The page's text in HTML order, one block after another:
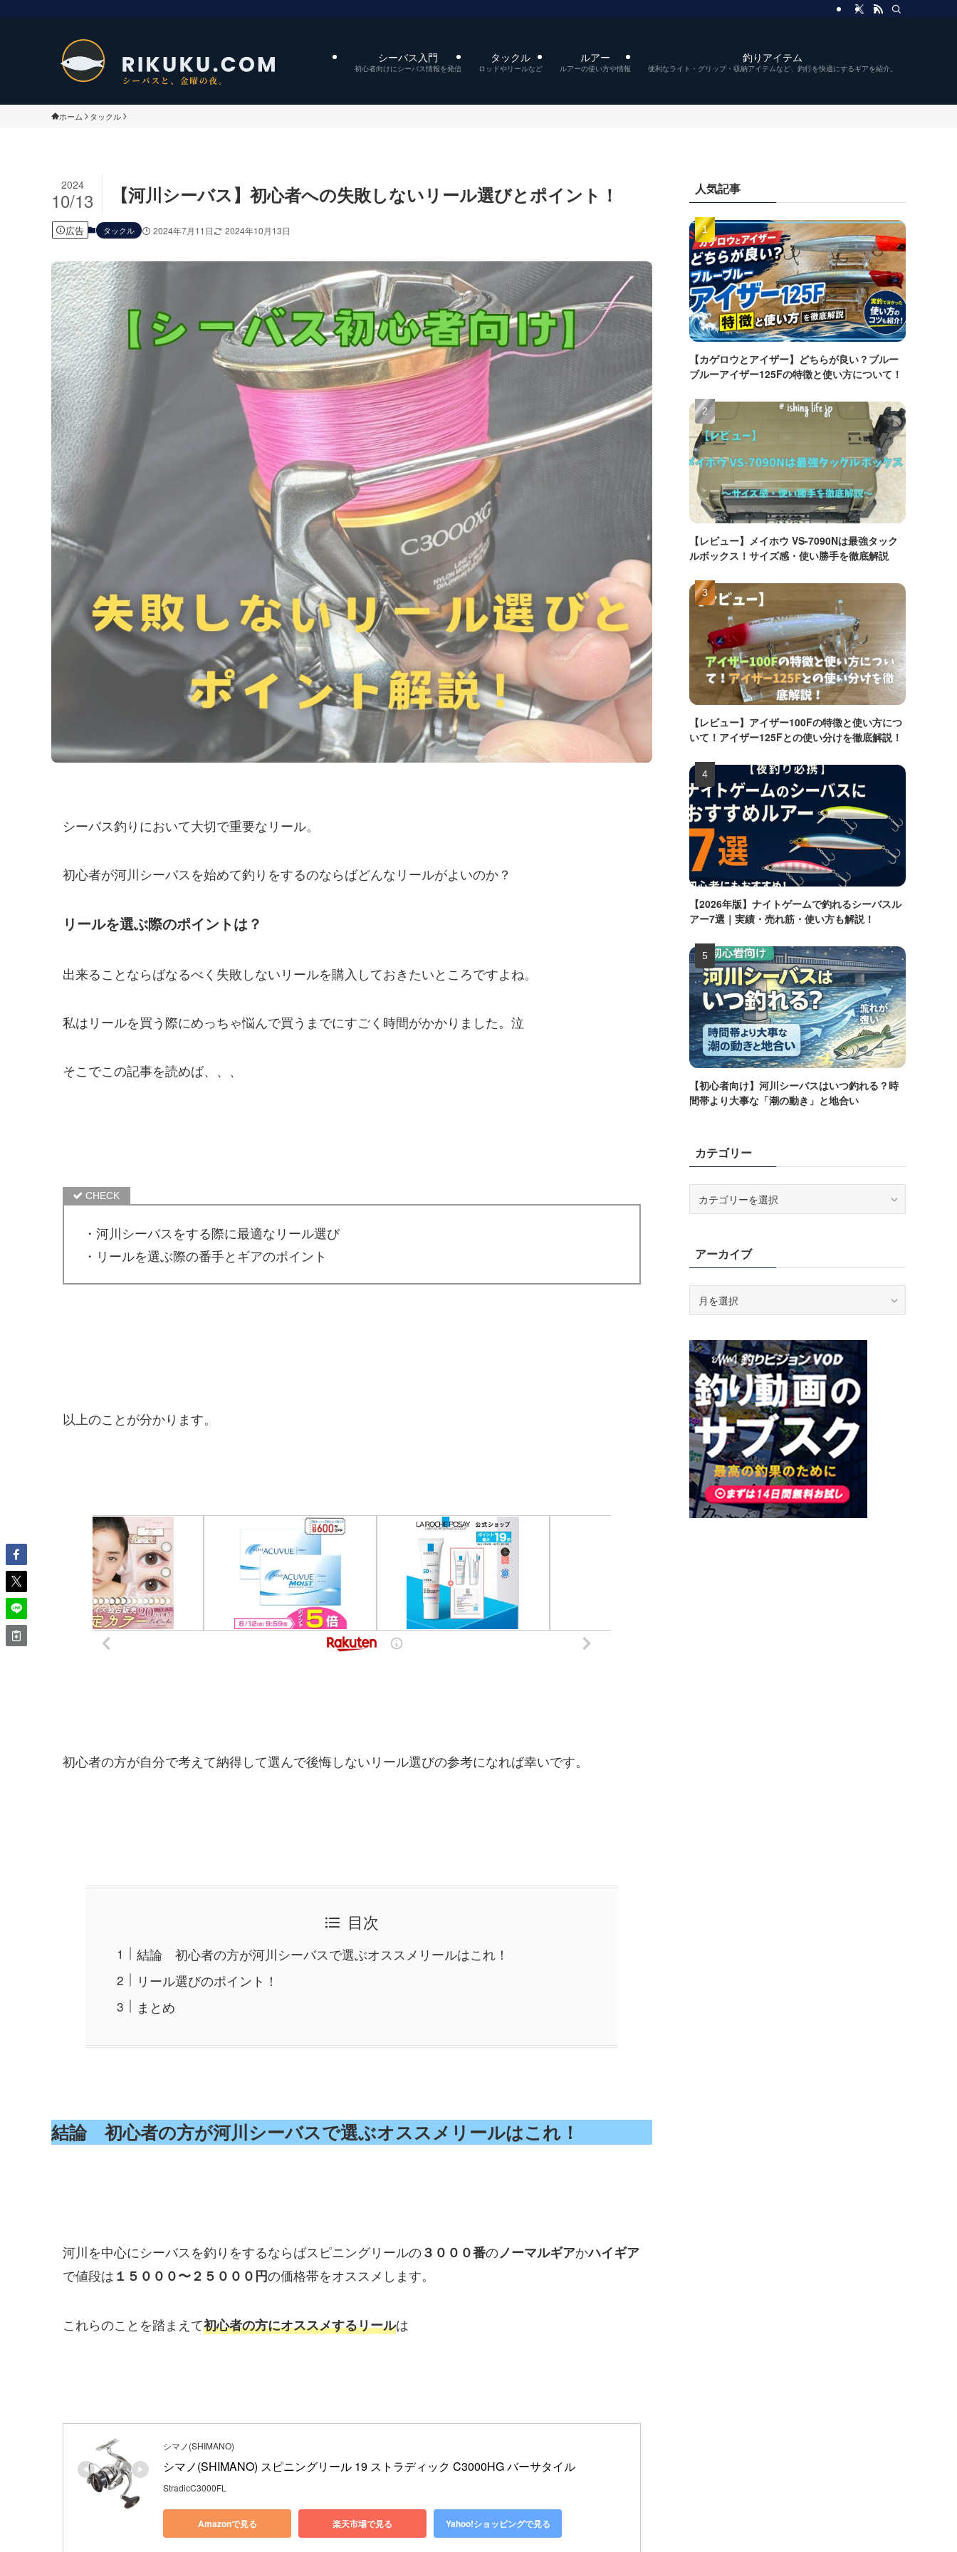
シーバス入門
初心者向けにシーバス情報を発信
タックル
ロッドやリールなど
ルアー
ルアーの使い方や情報
釣りアイテム
便利なライト・グリップ・収納アイテムなど、釣行を快適にするギアを紹介。
ホーム タックル
【河川シーバス】初心者への失敗しないリール選びとポイント！
2024
10/13
広告 タックル 2024年7月11日 2024年10月13日
シーバス釣りにおいて大切で重要なリール。
初心者が河川シーバスを始めて釣りをするのならばどんなリールがよいのか？
リールを選ぶ際のポイントは？
出来ることならばなるべく失敗しないリールを購入しておきたいところですよね。
私はリールを買う際にめっちゃ悩んで買うまでにすごく時間がかかりました。泣
そこでこの記事を読めば、、、
・河川シーバスをする際に最適なリール選び
・リールを選ぶ際の番手とギアのポイント
以上のことが分かります。
初心者の方が自分で考えて納得して選んで後悔しないリール選びの参考になれば幸いです。
目次
結論 初心者の方が河川シーバスで選ぶオススメリールはこれ！
リール選びのポイント！
まとめ
結論 初心者の方が河川シーバスで選ぶオススメリールはこれ！
河川を中心にシーバスを釣りをするならばスピニングリールの３０００番のノーマルギアかハイギア
で値段は１５０００〜２５０００円の価格帯をオススメします。
これらのことを踏まえて初心者の方にオススメするリールは
シマノ(SHIMANO)
シマノ(SHIMANO) スピニングリール 19 ストラディック C3000HG バーサタイル
StradicC3000FL
Amazonで見る 楽天市場で見る Yahoo!ショッピングで見る
人気記事
【カゲロウとアイザー】どちらが良い？ブルー
ブルーアイザー125Fの特徴と使い方について！
【レビュー】メイホウ VS-7090Nは最強タック
ルボックス！サイズ感・使い勝手を徹底解説
【レビュー】アイザー100Fの特徴と使い方につ
いて！アイザー125Fとの使い分けを徹底解説！
【2026年版】ナイトゲームで釣れるシーバスル
アー7選｜実績・売れ筋・使い方も解説！
【初心者向け】河川シーバスはいつ釣れる？時
間帯より大事な「潮の動き」と地合い
カテゴリー
ーアーカイブ
イ
ブ